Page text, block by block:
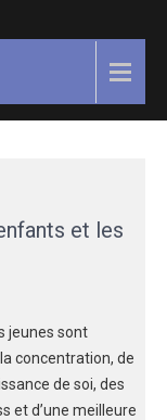
et les
jeunes sont
concentration, de
de soi, des
et d’une meilleure